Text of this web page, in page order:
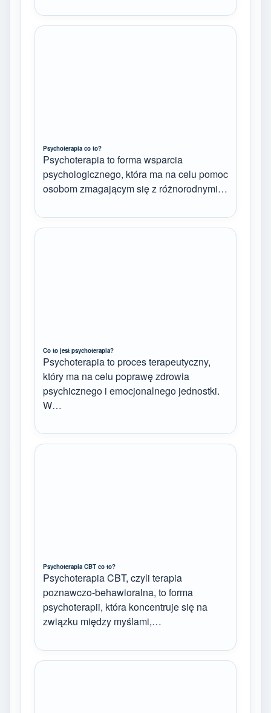
Psychoterapia co to?
Psychoterapia to forma wsparcia
psychologicznego, która ma na celu pomoc
osobom zmagającym się z różnorodnymi…
Co to jest psychoterapia?
Psychoterapia to proces terapeutyczny,
który ma na celu poprawę zdrowia
psychicznego i emocjonalnego jednostki.
W…
Psychoterapia CBT co to?
Psychoterapia CBT, czyli terapia
poznawczo-behawioralna, to forma
psychoterapii, która koncentruje się na
związku między myślami,…